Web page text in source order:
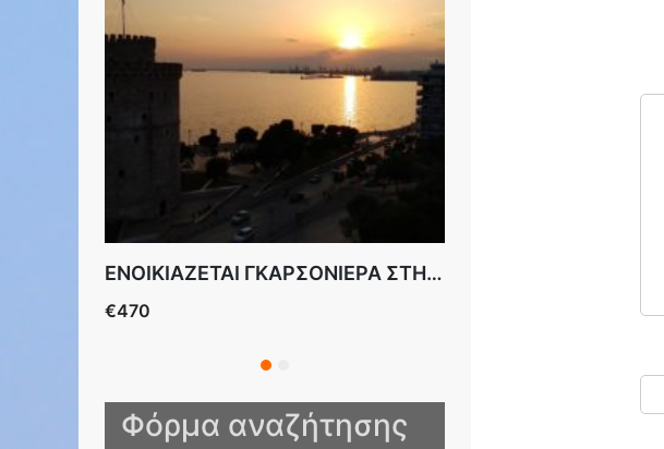
ENOIKIAZETAI ΓΚΑΡΣΟΝΙΕΡΑ ΣΤΗΝ ΜΠΟΤΣΑΡΗ ΕΠΙΠΛΩΜΕΝΗ
€470
Φόρμα αναζήτησης